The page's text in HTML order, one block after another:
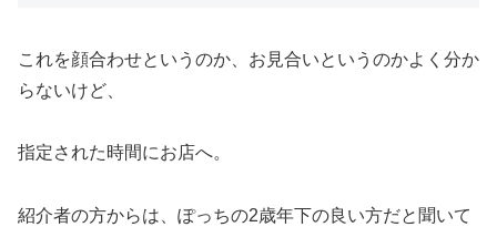
これを顔合わせというのか、お見合いというのかよく分か
らないけど、
指定された時間にお店へ。
紹介者の方からは、ぽっちの2歳年下の良い方だと聞いて